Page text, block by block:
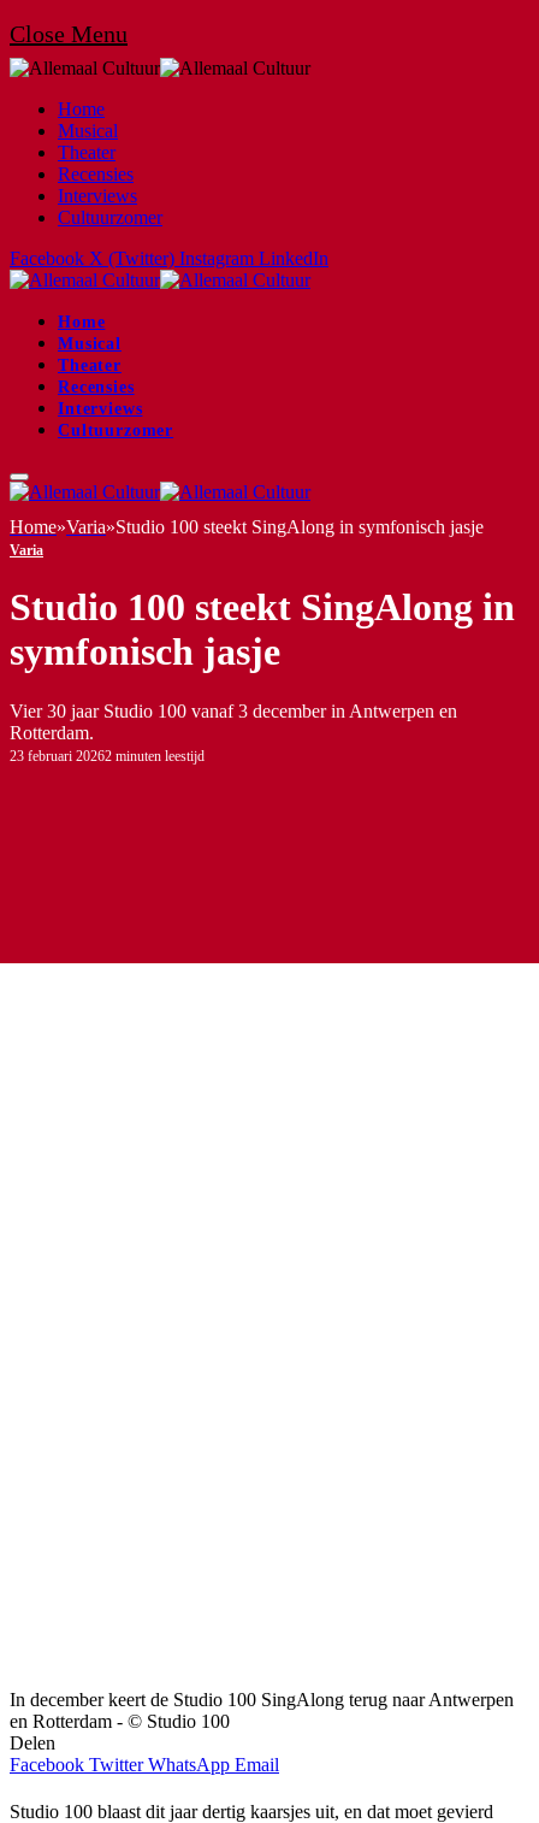
Close Menu
Home
Musical
Theater
Recensies
Interviews
Cultuurzomer
Facebook X (Twitter) Instagram LinkedIn
Home
Musical
Theater
Recensies
Interviews
Cultuurzomer
Home»Varia»Studio 100 steekt SingAlong in symfonisch jasje
Varia
Studio 100 steekt SingAlong in
symfonisch jasje
Vier 30 jaar Studio 100 vanaf 3 december in Antwerpen en
Rotterdam.
23 februari 20262 minuten leestijd
In december keert de Studio 100 SingAlong terug naar Antwerpen
en Rotterdam - © Studio 100
Delen
Facebook Twitter WhatsApp Email
Studio 100 blaast dit jaar dertig kaarsjes uit, en dat moet gevierd